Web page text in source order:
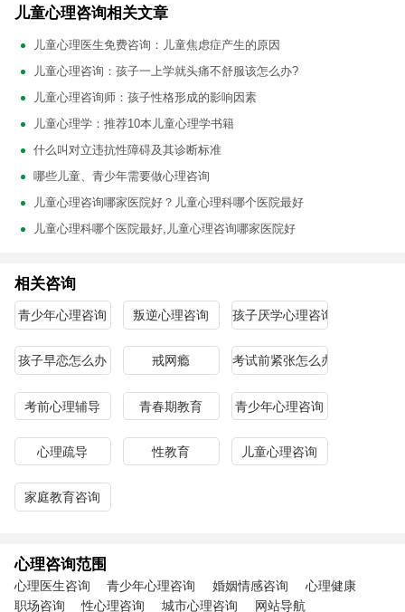
儿童心理咨询相关文章
儿童心理医生免费咨询：儿童焦虑症产生的原因
儿童心理咨询：孩子一上学就头痛不舒服该怎么办?
儿童心理咨询师：孩子性格形成的影响因素
儿童心理学：推荐10本儿童心理学书籍
什么叫对立违抗性障碍及其诊断标准
哪些儿童、青少年需要做心理咨询
儿童心理咨询哪家医院好？儿童心理科哪个医院最好
儿童心理科哪个医院最好,儿童心理咨询哪家医院好
相关咨询
青少年心理咨询 叛逆心理咨询 孩子厌学心理咨询
孩子早恋怎么办 戒网瘾 考试前紧张怎么办
考前心理辅导 青春期教育 青少年心理咨询
心理疏导 性教育 儿童心理咨询
家庭教育咨询
心理咨询范围
心理医生咨询 青少年心理咨询 婚姻情感咨询
心理健康
职场咨询
性心理咨询 城市心理咨询 网站导航